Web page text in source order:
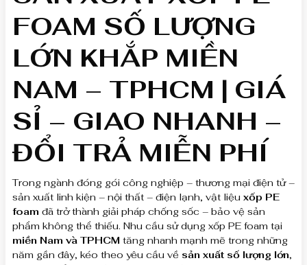
FOAM SỐ LƯỢNG
LỚN KHẮP MIỀN
NAM – TPHCM | GIÁ
SỈ – GIAO NHANH –
ĐỔI TRẢ MIỄN PHÍ
Trong ngành đóng gói công nghiệp – thương mại điện tử –
sản xuất linh kiện – nội thất – điện lạnh, vật liệu xốp PE
foam đã trở thành giải pháp chống sốc – bảo vệ sản
phẩm không thể thiếu. Nhu cầu sử dụng xốp PE foam tại
miền Nam và TPHCM tăng nhanh mạnh mẽ trong những
năm gần đây, kéo theo yêu cầu về sản xuất số lượng lớn,